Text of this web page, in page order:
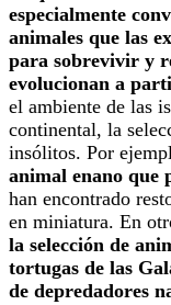
especialmente
animales que las
para sobrevivir y
evolucionan a
el ambiente de las
continental, la
insólitos. Por
animal enano que
han encontrado
en miniatura. En
la selección de
tortugas de las
de depredadores